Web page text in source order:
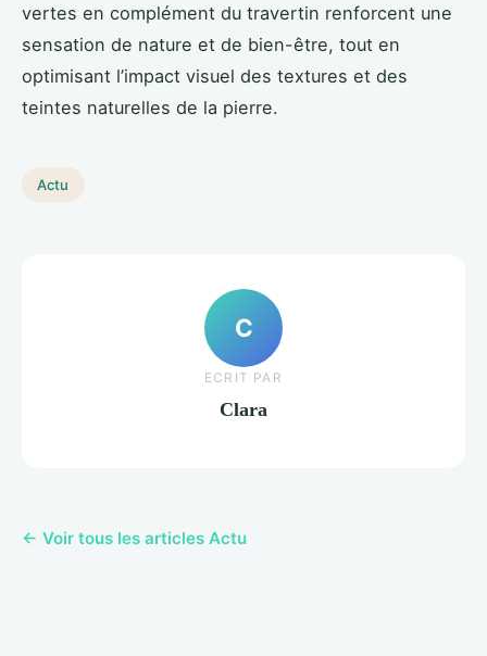
vertes en complément du travertin renforcent une
sensation de nature et de bien-être, tout en
optimisant l’impact visuel des textures et des
teintes naturelles de la pierre.
Actu
C
ECRIT PAR
Clara
← Voir tous les articles Actu